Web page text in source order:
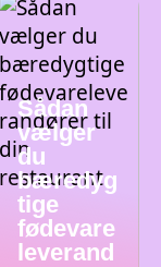
Sådan
vælger
du
bæredyg
tige
fødevare
leverand